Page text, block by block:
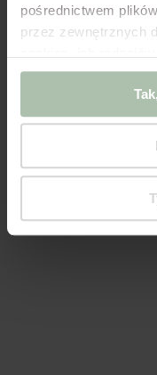
pośrednictwem
przez zewnętrznych
infrastruktury w
Jeśli
niż pliki cookie
dokumentach
„Zmieniam